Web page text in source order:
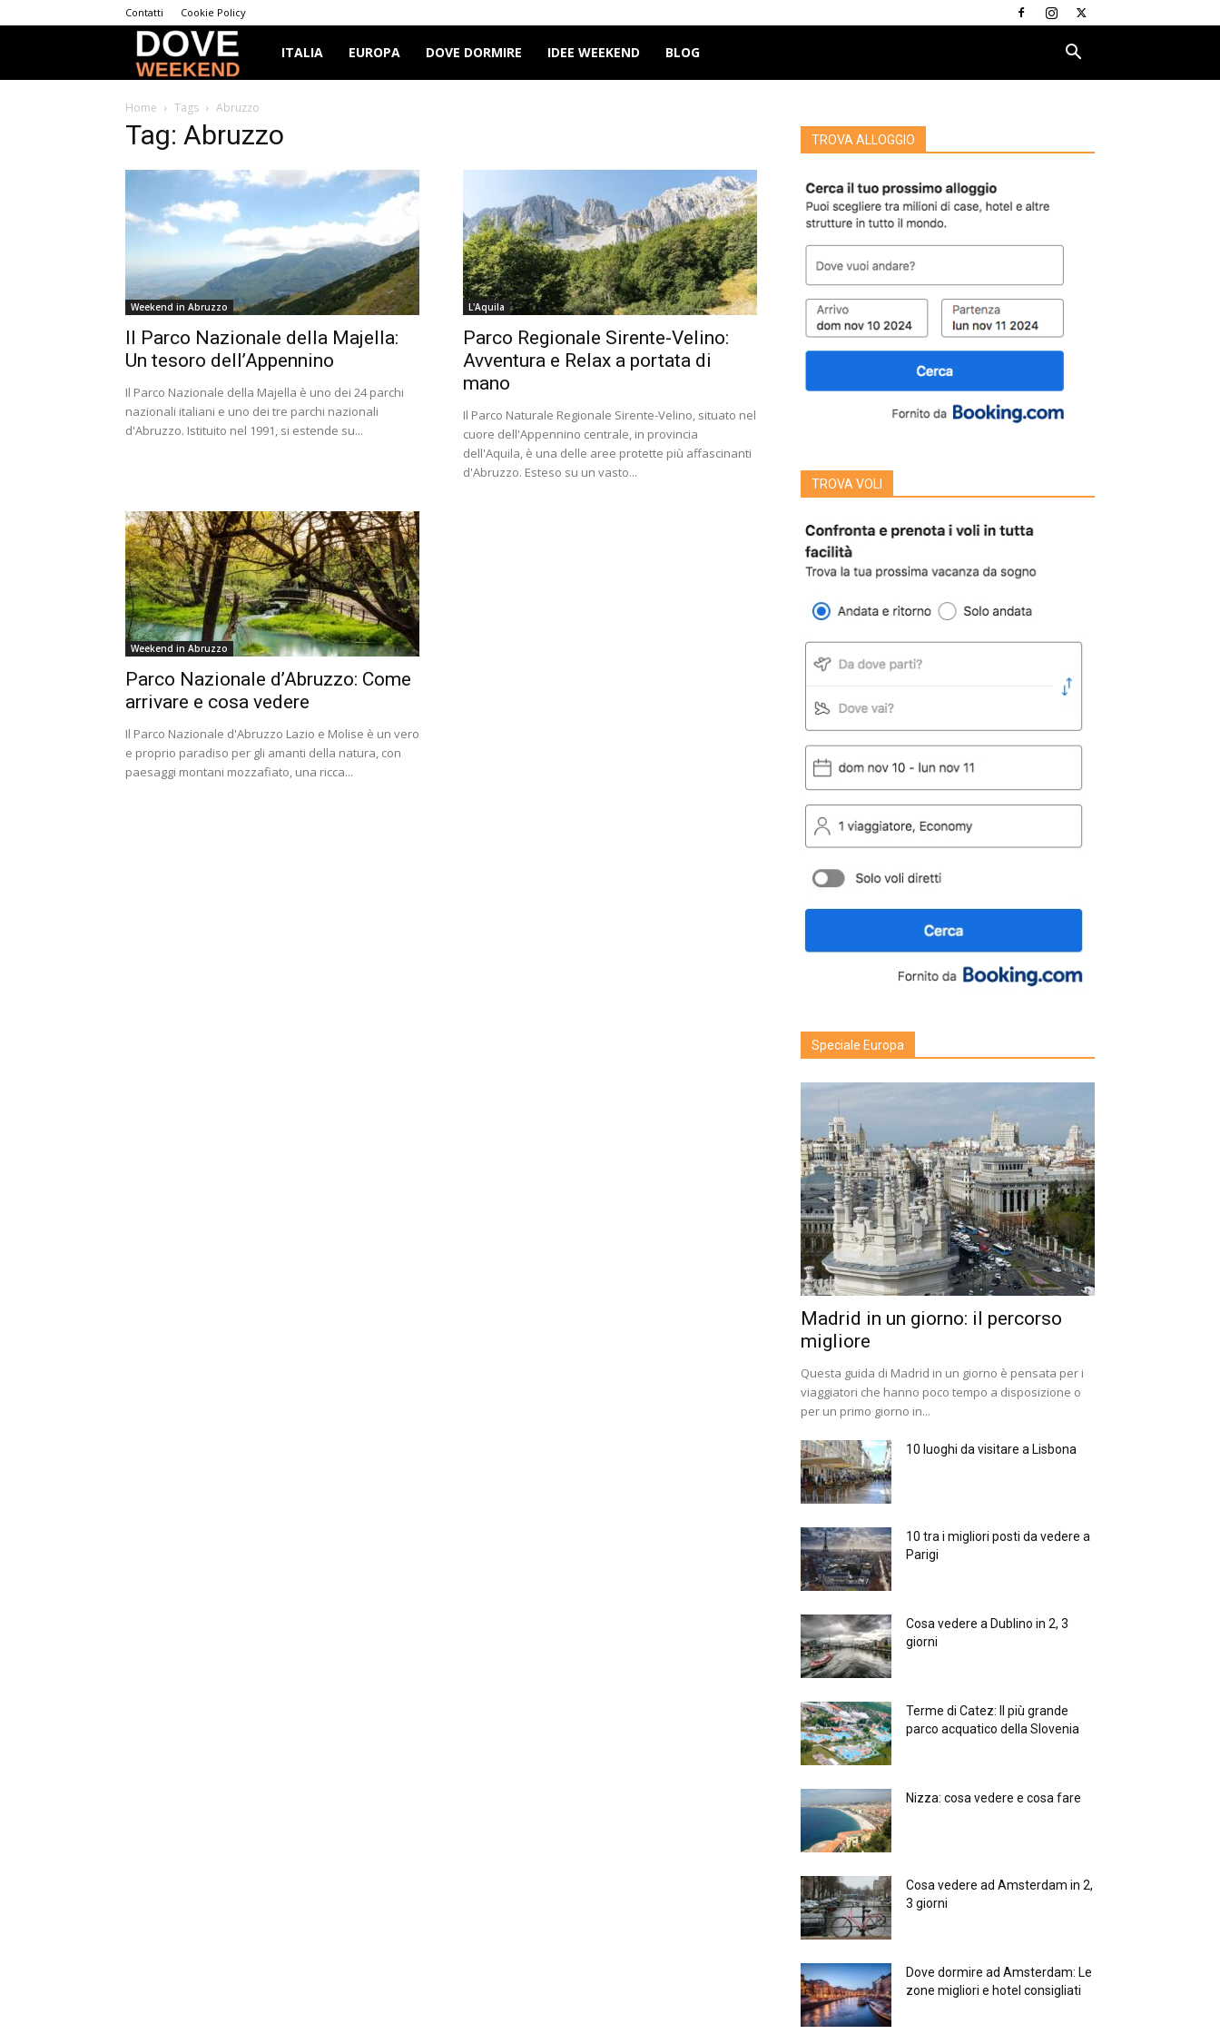
Contatti Cookie Policy
Dove
ITALIA EUROPA DOVE DORMIRE IDEE WEEKEND BLOG
Home Tags Abruzzo
Tag: Abruzzo
Weekend in Abruzzo
Il Parco Nazionale della Majella:
Un tesoro dell’Appennino
Il Parco Nazionale della Majella è uno dei 24 parchi
nazionali italiani e uno dei tre parchi nazionali
d'Abruzzo. Istituito nel 1991, si estende su...
L'Aquila
Parco Regionale Sirente-Velino:
Avventura e Relax a portata di
mano
Il Parco Naturale Regionale Sirente-Velino, situato nel
cuore dell'Appennino centrale, in provincia
dell'Aquila, è una delle aree protette più affascinanti
d'Abruzzo. Esteso su un vasto...
Weekend in Abruzzo
Parco Nazionale d’Abruzzo: Come
arrivare e cosa vedere
Il Parco Nazionale d'Abruzzo Lazio e Molise è un vero
e proprio paradiso per gli amanti della natura, con
paesaggi montani mozzafiato, una ricca...
TROVA ALLOGGIO
TROVA VOLI
Speciale Europa
Madrid in un giorno: il percorso
migliore
Questa guida di Madrid in un giorno è pensata per i
viaggiatori che hanno poco tempo a disposizione o
per un primo giorno in...
10 luoghi da visitare a Lisbona
10 tra i migliori posti da vedere a
Parigi
Cosa vedere a Dublino in 2, 3
giorni
Terme di Catez: Il più grande
parco acquatico della Slovenia
Nizza: cosa vedere e cosa fare
Cosa vedere ad Amsterdam in 2,
3 giorni
Dove dormire ad Amsterdam: Le
zone migliori e hotel consigliati